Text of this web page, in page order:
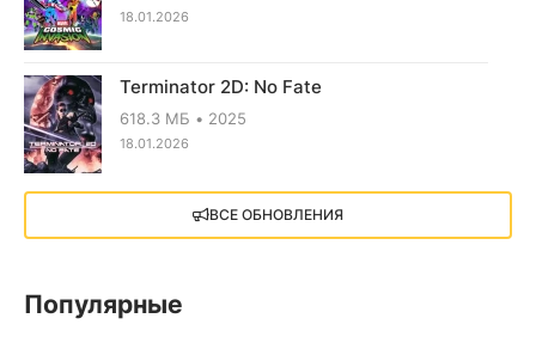
18.01.2026
Terminator 2D: No Fate
618.3 МБ 2025
18.01.2026
X4: Foundations (2018)
13.73 GB 2018
ВСЕ ОБНОВЛЕНИЯ
Популярные